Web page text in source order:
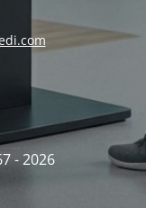
- 2026